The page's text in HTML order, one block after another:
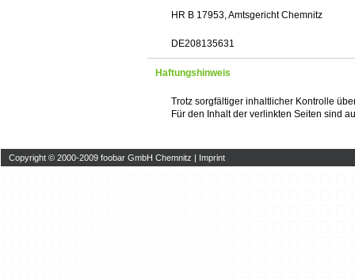
HR B 17953, Amtsgericht Chemnitz
DE208135631
Haftungshinweis
Trotz sorgfältiger inhaltlicher Kontrolle
Für den Inhalt der verlinkten Seiten sind
Copyright © 2000-2009 foobar GmbH Chemnitz | Imprint